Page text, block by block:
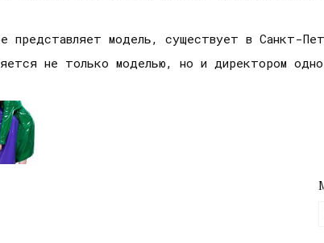
представляет модель, существует в Санкт-
не только моделью, но и директором